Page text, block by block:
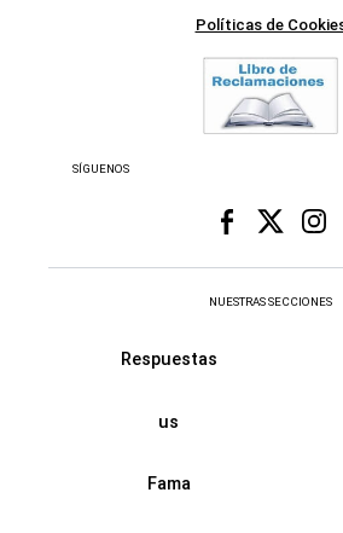
Políticas de
SÍGUENOS
NUESTRAS SECCIONES
Respuestas
us
Fama